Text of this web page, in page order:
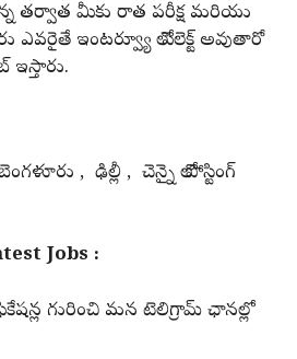
తర్వాత మీకు రాత పరీక్ష మరియు
ఎవరైతే ఇంటర్వ్యూ లో సెలెక్ట్ అవుతారో
ఇస్తారు.
, ఢిల్లీ , చెన్నై లో పోస్టింగ్
Jobs :
గురించి మన టెలిగ్రామ్ ఛానల్లో